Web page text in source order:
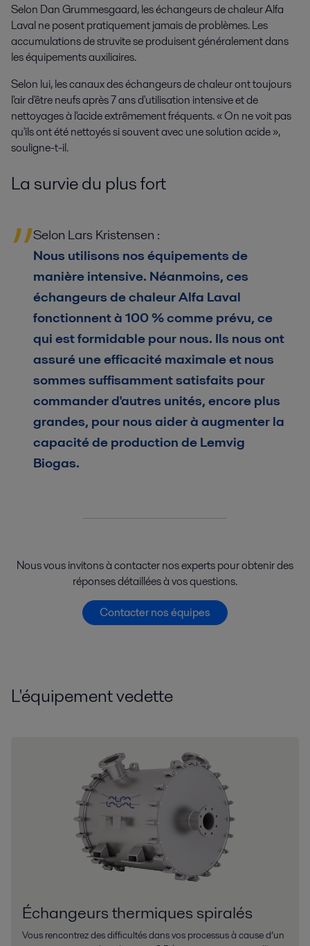
Selon Dan Grummesgaard, les échangeurs de chaleur Alfa
Laval ne posent pratiquement jamais de problèmes. Les
accumulations de struvite se produisent généralement dans
les équipements auxiliaires.
Selon lui, les canaux des échangeurs de chaleur ont toujours
l'air d'être neufs après 7 ans d'utilisation intensive et de
nettoyages à l'acide extrêmement fréquents. « On ne voit pas
qu'ils ont été nettoyés si souvent avec une solution acide »,
souligne-t-il.
La survie du plus fort
Selon Lars Kristensen :
Nous utilisons nos équipements de
manière intensive. Néanmoins, ces
échangeurs de chaleur Alfa Laval
fonctionnent à 100 % comme prévu, ce
qui est formidable pour nous. Ils nous ont
assuré une efficacité maximale et nous
sommes suffisamment satisfaits pour
commander d'autres unités, encore plus
grandes, pour nous aider à augmenter la
capacité de production de Lemvig
Biogas.
Nous vous invitons à contacter nos experts pour obtenir des
réponses détaillées à vos questions.
Contacter nos équipes
L'équipement vedette
Échangeurs thermiques spiralés
Vous rencontrez des difficultés dans vos processus à cause d’un